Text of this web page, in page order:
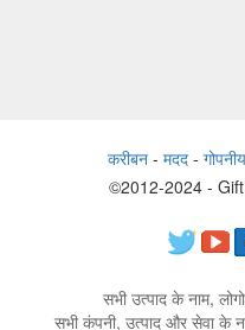
करीबन - मदद -
©2012-2024 -
सभी उत्पाद के नाम,
सभी कंपनी, उत्पाद और सेवा के